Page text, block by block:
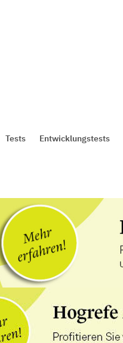
Tests Entwicklungstests